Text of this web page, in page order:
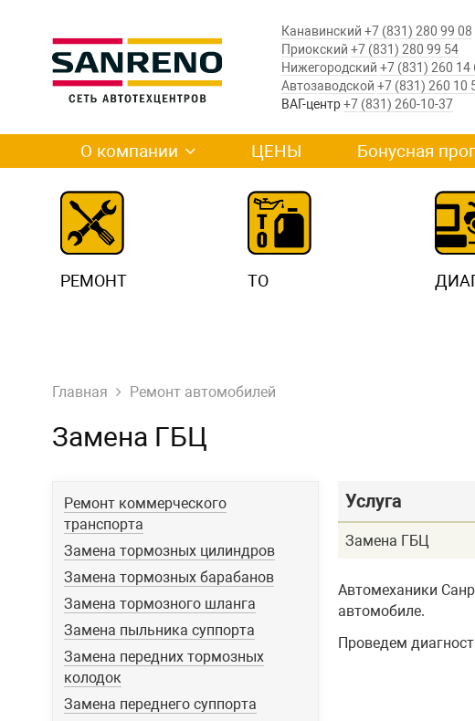
Канавинский +7 (831) 280 99 08
Приокский +7 (831) 280 99 54
Нижегородский +7 (831) 260 14
Автозаводской +7 (831) 260 10
ВАГ-центр+7 (831) 260-10-37
О компании ЦЕНЫ Бонусная
РЕМОНТ ТО
Главная Ремонт автомобилей
Замена ГБЦ
Ремонт коммерческого
транспорта
Замена тормозных цилиндров
Замена тормозных барабанов
Замена тормозного шланга
Замена пыльника суппорта
Замена передних тормозных
колодок
Замена переднего суппорта
Услуга
Замена ГБЦ
Автомеханики
автомобиле.
Проведем